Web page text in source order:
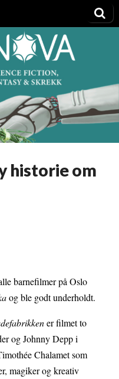
historie om
barnefilmer på Oslo
og ble godt underholdt.
er filmet to
og Johnny Depp i
Chalamet som
magiker og kreativ